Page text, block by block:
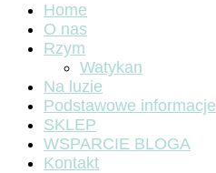
Home
O nas
Rzym
Watykan
Na luzie
Podstawowe informacje
SKLEP
WSPARCIE BLOGA
Kontakt